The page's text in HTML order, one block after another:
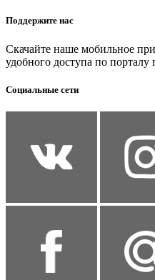
Поддержите нас
Скачайте наше мобильное
удобного доступа по порталу
Социальные сети